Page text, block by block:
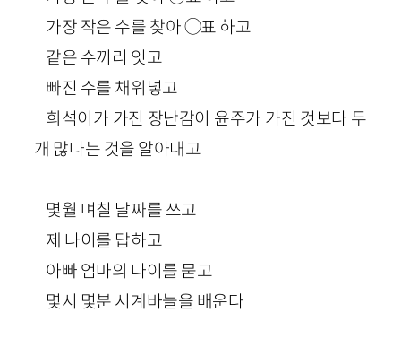
가장 작은 수를 찾아 ◯표 하고
같은 수끼리 잇고
빠진 수를 채워넣고
희석이가 가진 장난감이 윤주가 가진 것보다 두
개 많다는 것을 알아내고
몇월 며칠 날짜를 쓰고
제 나이를 답하고
아빠 엄마의 나이를 묻고
몇시 몇분 시계바늘을 배운다